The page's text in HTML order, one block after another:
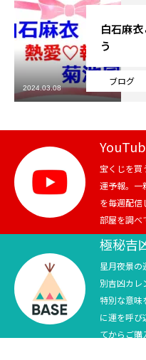
ブログ
お知らせ
芸能界
テニス
スポーツ
競馬
テニス四大大会・五輪
テニス四大大会・五輪
ブログ
白石麻
う
2024.03.08
宝くじを買
運予報。一
を毎週配信
部屋を調べ
極秘吉
星月夜景の
別吉凶カレ
特別な意味
に運を呼び
てからご購